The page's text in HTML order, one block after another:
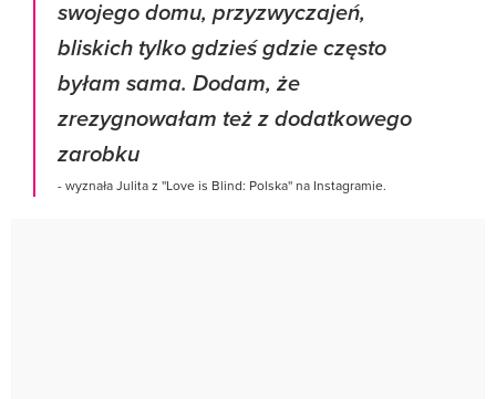
swojego domu, przyzwyczajeń,
bliskich tylko gdzieś gdzie często
byłam sama. Dodam, że
zrezygnowałam też z dodatkowego
zarobku
- wyznała Julita z ''Love is Blind: Polska'' na Instagramie.